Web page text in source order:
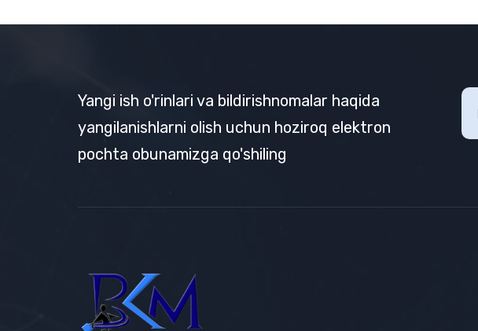
Yangi ish o'rinlari va bildirishnomalar haqida
yangilanishlarni olish uchun hoziroq elektron
pochta obunamizga qo'shiling